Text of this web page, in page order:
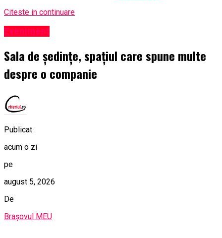
Citeste in continuare
Eveniment
Sala de ședințe, spațiul care spune multe
despre o companie
Publicat
acum o zi
pe
august 5, 2026
De
Brașovul MEU